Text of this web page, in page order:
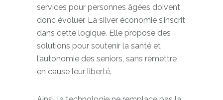
maintenir leur indépendance. Les
services pour personnes âgées doivent
donc évoluer. La silver économie s’inscrit
dans cette logique. Elle propose des
solutions pour soutenir la santé et
l’autonomie des seniors, sans remettre